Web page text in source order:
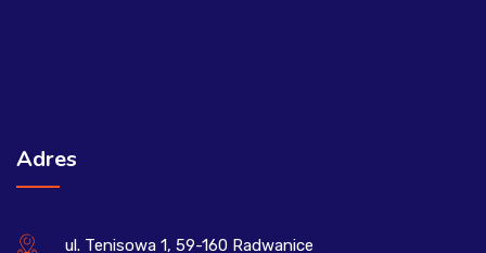
Adres
ul. Tenisowa 1, 59-160 Radwanice